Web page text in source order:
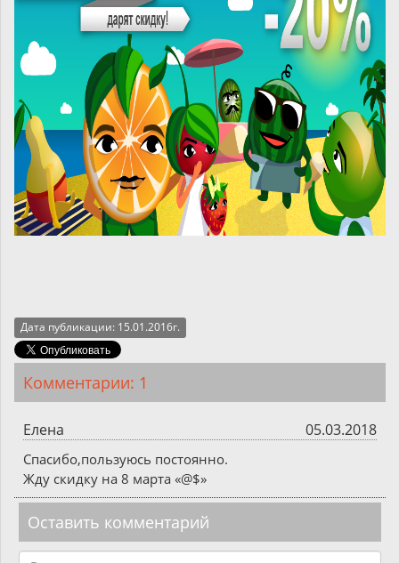
Дата публикации: 15.01.2016г.
Комментарии: 1
Елена 05.03.2018
Спасибо,пользуюсь постоянно.
Жду скидку на 8 марта «@$»
Оставить комментарий